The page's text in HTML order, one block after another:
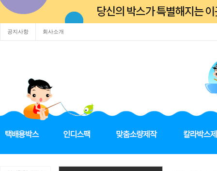
공지사항 회사소개